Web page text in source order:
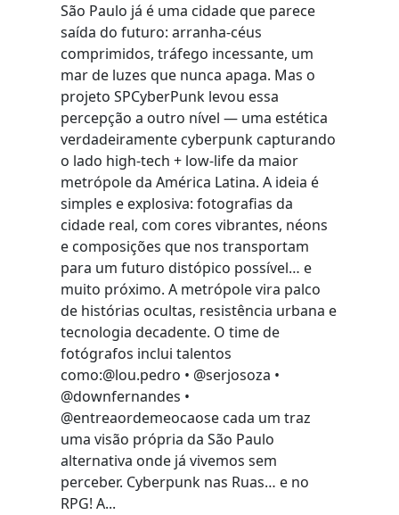
São Paulo já é uma cidade que parece
saída do futuro: arranha-céus
comprimidos, tráfego incessante, um
mar de luzes que nunca apaga. Mas o
projeto SPCyberPunk levou essa
percepção a outro nível — uma estética
verdadeiramente cyberpunk capturando
o lado high-tech + low-life da maior
metrópole da América Latina. A ideia é
simples e explosiva: fotografias da
cidade real, com cores vibrantes, néons
e composições que nos transportam
para um futuro distópico possível… e
muito próximo. A metrópole vira palco
de histórias ocultas, resistência urbana e
tecnologia decadente. O time de
fotógrafos inclui talentos
como:@lou.pedro • @serjosoza •
@downfernandes •
@entreaordemeocaose cada um traz
uma visão própria da São Paulo
alternativa onde já vivemos sem
perceber. Cyberpunk nas Ruas… e no
RPG! A...